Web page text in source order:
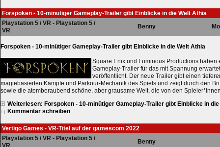
Forspoken - 10-minütiger Gameplay-Trailer gibt Einblicke in die Welt Athia
Playstation 5 / VR - Playstation 5 /
VR
Benny
Forspoken - 10-minütiger Gameplay-Trailer gibt Einblicke in die Welt Athia
Square Enix und Luminous Productions haben
Gameplay-Trailer für das mit Spannung
veröffentlicht. Der neue Trailer gibt einen
magiebasierten Kämpfe und Parkour-Mechanik des Spiels und zeigt durch den
sowie die atemberaubend schöne, aber grausame Welt, die von den
Weiterlesen: Forspoken - 10-minütiger Gameplay-Trailer gibt Einblicke in
Kommentar schreiben
Vertigo Games - VR-Titel auf der gamescom 2022
Playstation 5 / VR - Playstation 5 /
VR
Benny